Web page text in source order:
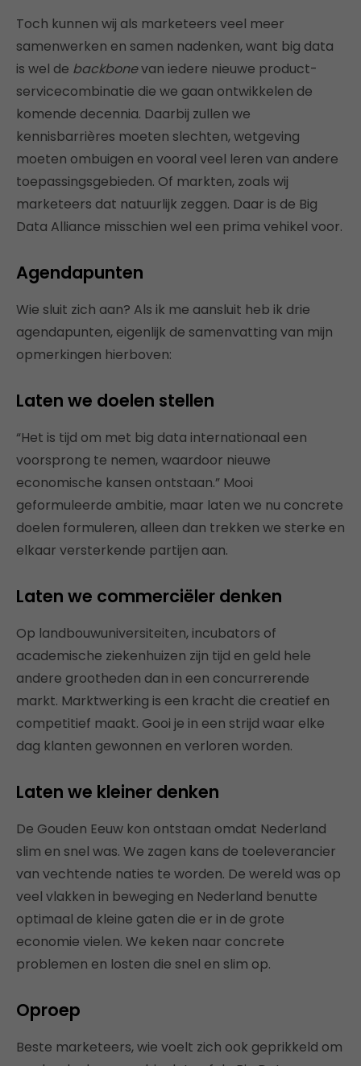
Toch kunnen wij als marketeers veel meer
samenwerken en samen nadenken, want big data
is wel de backbonevan iedere nieuwe product-
servicecombinatie die we gaan ontwikkelen de
komende decennia. Daarbij zullen we
kennisbarrières moeten slechten, wetgeving
moeten ombuigen en vooral veel leren van andere
toepassingsgebieden. Of markten, zoals wij
marketeers dat natuurlijk zeggen. Daar is de Big
Data Alliance misschien wel een prima vehikel voor.
Agendapunten
Wie sluit zich aan? Als ik me aansluit heb ik drie
agendapunten, eigenlijk de samenvatting van mijn
opmerkingen hierboven:
Laten we doelen stellen
“Het is tijd om met big data internationaal een
voorsprong te nemen, waardoor nieuwe
economische kansen ontstaan.” Mooi
geformuleerde ambitie, maar laten we nu concrete
doelen formuleren, alleen dan trekken we sterke en
elkaar versterkende partijen aan.
Laten we commerciëler denken
Op landbouwuniversiteiten, incubators of
academische ziekenhuizen zijn tijd en geld hele
andere grootheden dan in een concurrerende
markt. Marktwerking is een kracht die creatief en
competitief maakt. Gooi je in een strijd waar elke
dag klanten gewonnen en verloren worden.
Laten we kleiner denken
De Gouden Eeuw kon ontstaan omdat Nederland
slim en snel was. We zagen kans de toeleverancier
van vechtende naties te worden. De wereld was op
veel vlakken in beweging en Nederland benutte
optimaal de kleine gaten die er in de grote
economie vielen. We keken naar concrete
problemen en losten die snel en slim op.
Oproep
Beste marketeers, wie voelt zich ook geprikkeld om